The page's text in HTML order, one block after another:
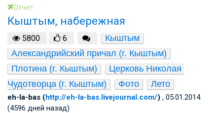
Отчет
Кыштым, набережная
5800 6
Кыштым
Александрийский причал (г. Кыштым)
Плотина (г. Кыштым)
Церковь Николая
Чудотворца (г. Кыштым)
Фото Лето
eh-la-bas (http://eh-la-bas.livejournal.com/) , 05.01.2014
(4596 дней назад)